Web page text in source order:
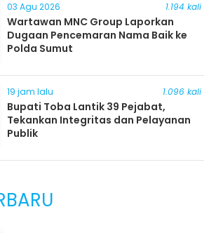
03 Agu 2026 1.194 kali
Wartawan MNC Group Laporkan
Dugaan Pencemaran Nama Baik ke
Polda Sumut
19 jam lalu 1.096 kali
Bupati Toba Lantik 39 Pejabat,
Tekankan Integritas dan Pelayanan
Publik